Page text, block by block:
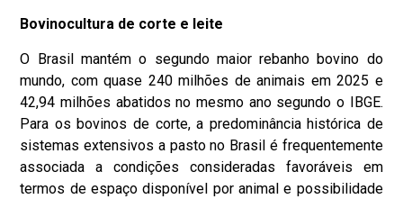
Bovinocultura de corte e leite
O Brasil mantém o segundo maior rebanho bovino do
mundo, com quase 240 milhões de animais em 2025 e
42,94 milhões abatidos no mesmo ano segundo o IBGE.
Para os bovinos de corte, a predominância histórica de
sistemas extensivos a pasto no Brasil é frequentemente
associada a condições consideradas favoráveis em
termos de espaço disponível por animal e possibilidade